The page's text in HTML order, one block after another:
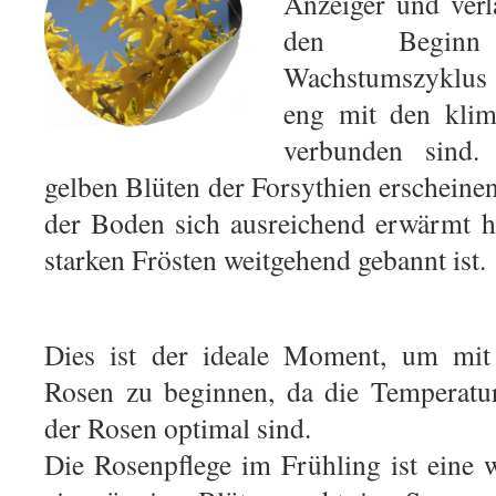
den
eng mit den
verbunden
gelben Blüten der Forsythien
der Boden sich ausreichend erwärmt
starken Frösten weitgehend gebannt ist.
Dies ist der ideale Moment, um
Rosen zu beginnen, da die
der Rosen optimal sind.
Die Rosenpflege im Frühling ist eine